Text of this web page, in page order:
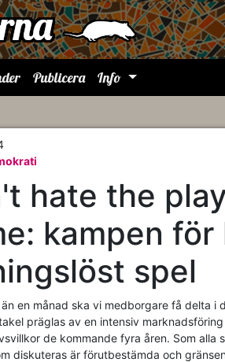
Publicera Info
hate the
kampen
spel
en månad ska vi medborgare få delta i
präglas av en intensiv
de kommande fyra åren. Som
diskuteras är förutbestämda och